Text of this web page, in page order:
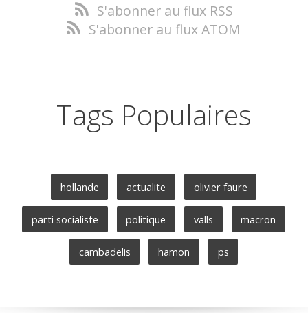
S'abonner au flux RSS
S'abonner au flux ATOM
Tags Populaires
hollande actualite olivier faure
parti socialiste politique valls macron
cambadelis hamon ps